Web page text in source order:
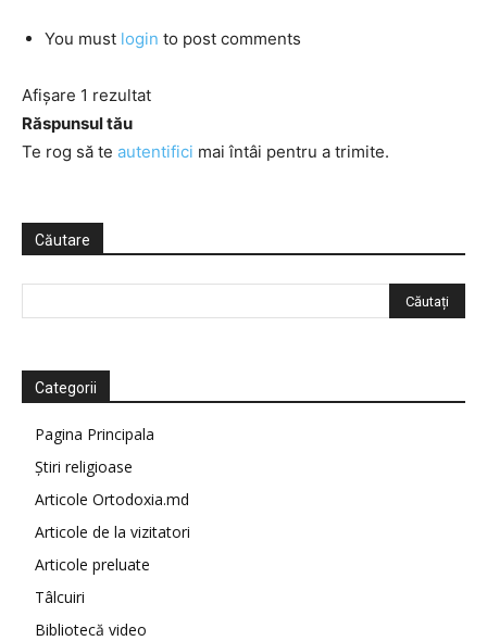
You must login to post comments
Afișare 1 rezultat
Răspunsul tău
Te rog să te autentifici mai întâi pentru a trimite.
Căutare
Categorii
Pagina Principala
Știri religioase
Articole Ortodoxia.md
Articole de la vizitatori
Articole preluate
Tâlcuiri
Bibliotecă video